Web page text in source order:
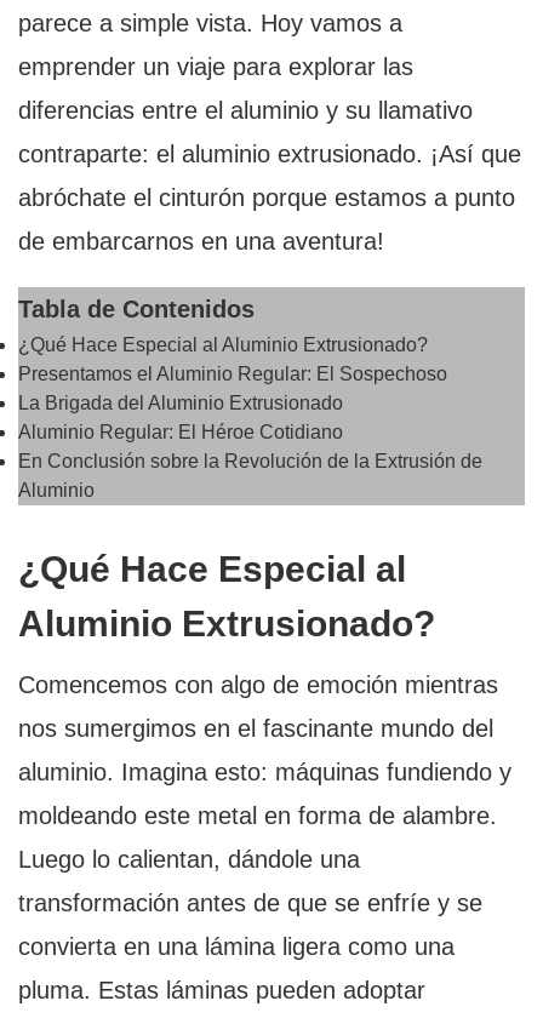
parece a simple vista. Hoy vamos a
emprender un viaje para explorar las
diferencias entre el aluminio y su llamativo
contraparte: el aluminio extrusionado. ¡Así que
abróchate el cinturón porque estamos a punto
de embarcarnos en una aventura!
Tabla de Contenidos
¿Qué Hace Especial al Aluminio Extrusionado?
Presentamos el Aluminio Regular: El Sospechoso
La Brigada del Aluminio Extrusionado
Aluminio Regular: El Héroe Cotidiano
En Conclusión sobre la Revolución de la Extrusión de
Aluminio
¿Qué Hace Especial al
Aluminio Extrusionado?
Comencemos con algo de emoción mientras
nos sumergimos en el fascinante mundo del
aluminio. Imagina esto: máquinas fundiendo y
moldeando este metal en forma de alambre.
Luego lo calientan, dándole una
transformación antes de que se enfríe y se
convierta en una lámina ligera como una
pluma. Estas láminas pueden adoptar